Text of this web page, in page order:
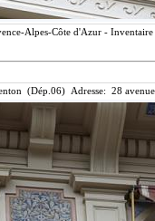
Alpes-Côte d'Azur -
(Dép.06) Adresse: 28